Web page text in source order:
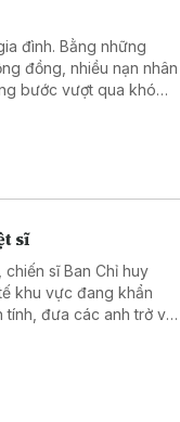
đình. Bằng những
đồng, nhiều nạn nhân
bước vượt qua khó
sĩ
sĩ Ban Chỉ huy
khu vực đang khẩn
tính, đưa các anh trở về